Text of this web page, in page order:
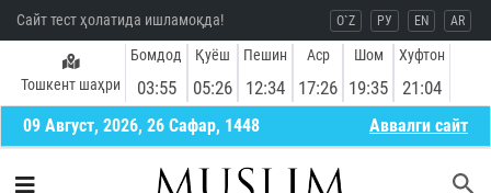
Сайт тест ҳолатида ишламоқда! O`Z РУ EN AR
Тошкент шаҳри
Бомдод
03:55
Қуёш
05:26
Пешин
12:34
Аср
17:26
Шом
19:35
Хуфтон
21:04
09 Август, 2026, 26 Сафар, 1448 Aввалги сайт